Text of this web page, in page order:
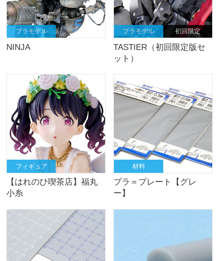
プラモデル
NINJA
プラモデル 初回限定
TASTIER（初回限定版セ
ット）
フィギュア
【はれのひ喫茶店】福丸
小糸
材料
プラ＝プレート【グレ
ー】